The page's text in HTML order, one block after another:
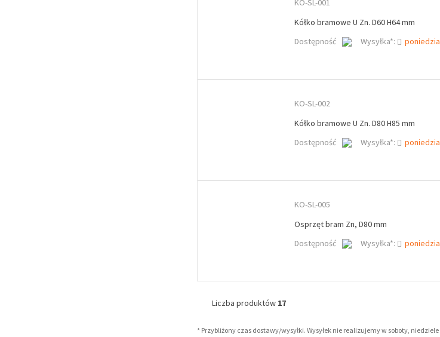
KO-SL-001
Kółko bramowe U Zn. D60 H64 mm
Dostępność
Wysyłka*:
KO-SL-002
Kółko bramowe U Zn. D80 H85 mm
Dostępność
Wysyłka*:
KO-SL-005
Osprzęt bram Zn, D80 mm
Dostępność
Wysyłka*:
Liczba produktów 17
* Przybliżony czas dostawy/wysyłki. Wysyłek nie realizujemy w soboty,